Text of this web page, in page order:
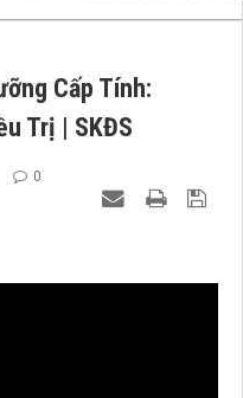
Cấp Tính:
Trị | SKĐS
0